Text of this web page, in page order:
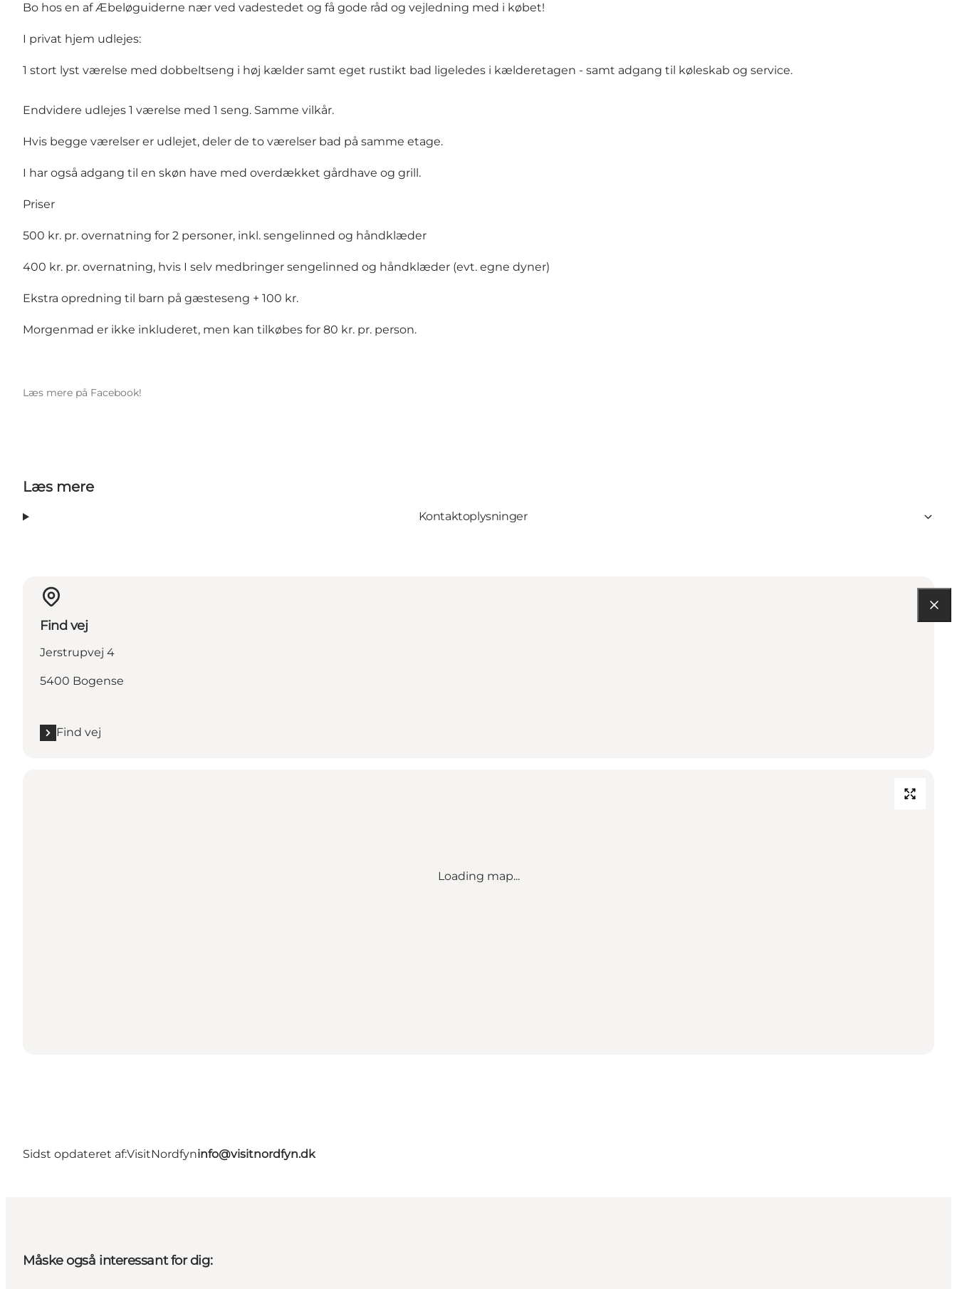
Bo hos en af Æbeløguiderne nær ved vadestedet og få gode råd og vejledning med i købet!
I privat hjem udlejes:
1 stort lyst værelse med dobbeltseng i høj kælder samt eget rustikt bad ligeledes i kælderetagen - samt adgang til køleskab og service.
Endvidere udlejes 1 værelse med 1 seng. Samme vilkår.
Hvis begge værelser er udlejet, deler de to værelser bad på samme etage.
I har også adgang til en skøn have med overdækket gårdhave og grill.
Priser
500 kr. pr. overnatning for 2 personer, inkl. sengelinned og håndklæder
400 kr. pr. overnatning, hvis I selv medbringer sengelinned og håndklæder (evt. egne dyner)
Ekstra opredning til barn på gæsteseng + 100 kr.
Morgenmad er ikke inkluderet, men kan tilkøbes for 80 kr. pr. person.
Læs mere på Facebook!
Læs mere
Kontaktoplysninger
Find vej
Jerstrupvej 4
5400 Bogense
Find vej
Loading map...
Sidst opdateret af:VisitNordfyninfo@visitnordfyn.dk
Måske også interessant for dig: